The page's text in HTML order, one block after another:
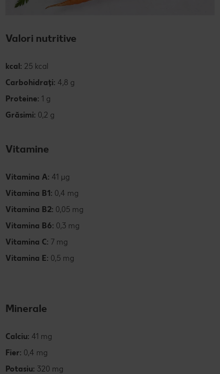
Valori nutritive
kcal: 25 kcal
Carbohidrați: 4,8 g
Proteine: 1 g
Grăsimi: 0,2 g
Vitamine
Vitamina A: 41 µg
Vitamina B1: 0,4 mg
Vitamina B2: 0,05 mg
Vitamina B6: 0,3 mg
Vitamina C: 7 mg
Vitamina E: 0,5 mg
Minerale
Calciu: 41 mg
Fier: 0,4 mg
Potasiu: 320 mg